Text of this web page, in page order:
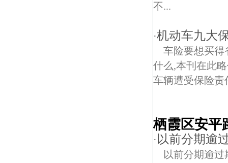
不...
·机动车九大
车险要想买得
什么,本刊在此
车辆遭受保险责
栖霞区安平
· 以前分期逾
以前分期逾